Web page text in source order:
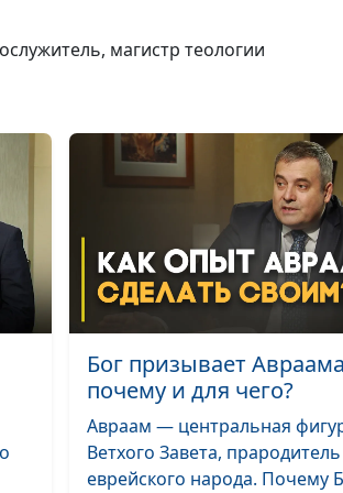
магистр теологии
Бог призывает
почему и для чего?
Авраам — центральная
Ветхого Завета, прародитель
еврейского народа. Почему